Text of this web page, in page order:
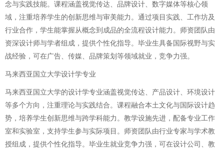
念与实践技能。课程涵盖视觉传达、品牌设计、数字媒体等核心领
域，注重培养学生的创新思维与审美能力。通过项目实践、工作坊及
行业合作，学生能掌握从概念到成品的全流程设计能力。师资团队由
资深设计师与学者组成，提供个性化指导。毕业生具备国际视野与实
战经验，可在广告、传媒、品牌策划等领域就业，竞争力强。
马来西亚国立大学设计学专业
马来西亚国立大学的设计学专业涵盖视觉传达、产品设计、环境设计
等多个方向，注重理论与实践结合。课程融合本土文化与国际设计趋
势，培养学生创新思维与跨学科能力。教学设施先进，配备专业工作
室和实验室，支持学生参与实际项目。师资团队由行业专家与学术教
授组成，提供个性化指导。毕业生就业竞争力强，可在设计公司、教